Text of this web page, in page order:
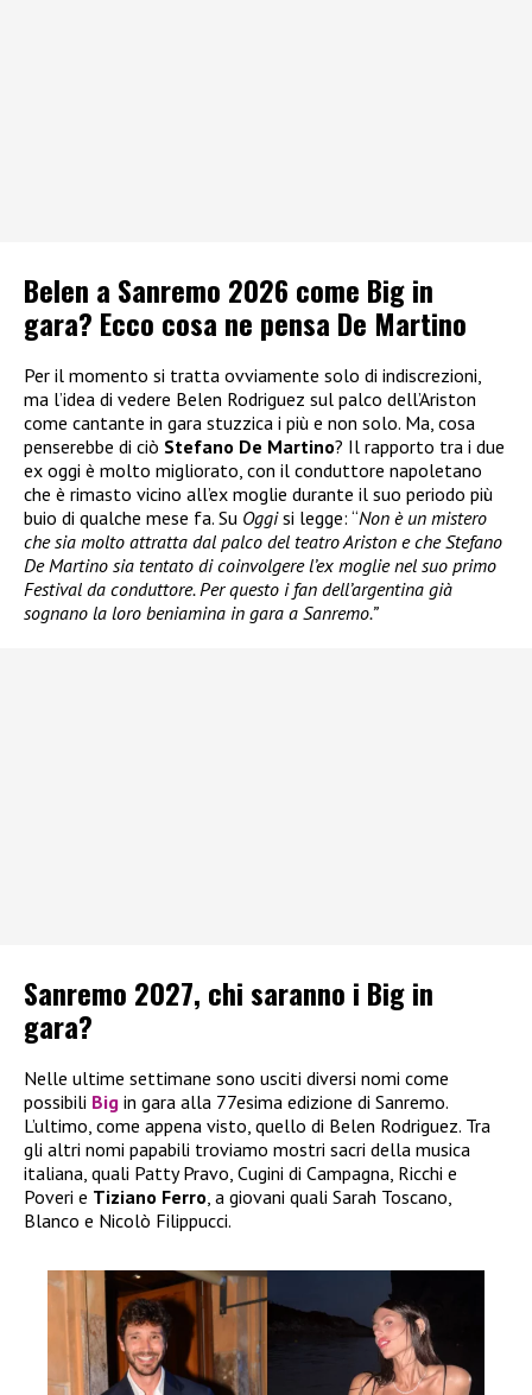
Belen a Sanremo 2026 come Big in
gara? Ecco cosa ne pensa De Martino
Per il momento si tratta ovviamente solo di indiscrezioni,
ma l’idea di vedere Belen Rodriguez sul palco dell’Ariston
come cantante in gara stuzzica i più e non solo. Ma, cosa
penserebbe di ciò Stefano De Martino? Il rapporto tra i due
ex oggi è molto migliorato, con il conduttore napoletano
che è rimasto vicino all’ex moglie durante il suo periodo più
buio di qualche mese fa. Su Oggisi legge: “Non è un mistero
che sia molto attratta dal palco del teatro Ariston e che Stefano
De Martino sia tentato di coinvolgere l’ex moglie nel suo primo
Festival da conduttore. Per questo i fan dell’argentina già
sognano la loro beniamina in gara a Sanremo.”
Sanremo 2027, chi saranno i Big in
gara?
Nelle ultime settimane sono usciti diversi nomi come
possibili Big in gara alla 77esima edizione di Sanremo.
L’ultimo, come appena visto, quello di Belen Rodriguez. Tra
gli altri nomi papabili troviamo mostri sacri della musica
italiana, quali Patty Pravo, Cugini di Campagna, Ricchi e
Poveri e Tiziano Ferro, a giovani quali Sarah Toscano,
Blanco e Nicolò Filippucci.